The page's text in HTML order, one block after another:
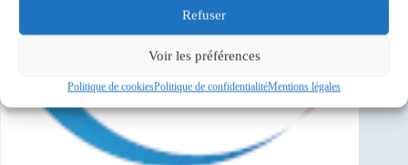
Refuser
Voir les préférences
Politique de cookiesPolitique de confidentialitéMentions légales